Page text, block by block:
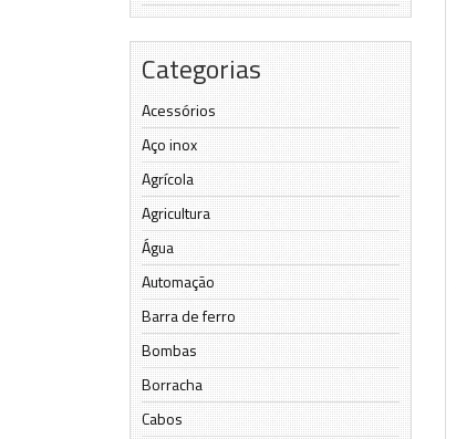
Categorias
Acessórios
Aço inox
Agrícola
Agricultura
Água
Automação
Barra de ferro
Bombas
Borracha
Cabos